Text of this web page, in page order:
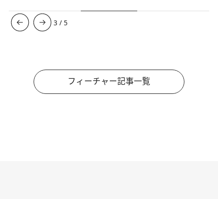
3 / 5
フィーチャー記事一覧